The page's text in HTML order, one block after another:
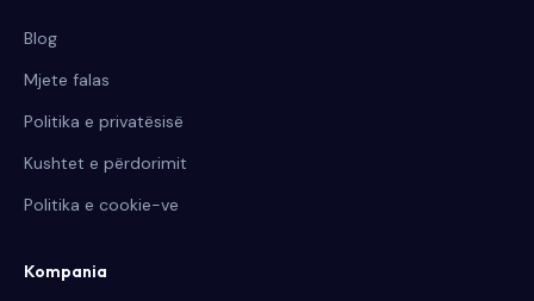
Blog
Mjete falas
Politika e privatësisë
Kushtet e përdorimit
Politika e cookie-ve
Kompania